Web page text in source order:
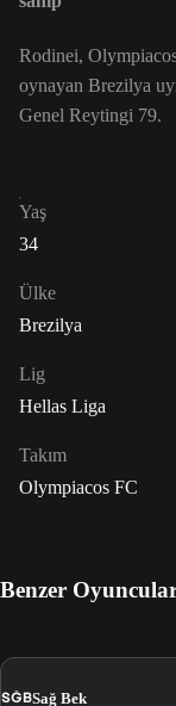
Rodinei,
oynayan Brezilya
Genel Reytingi 79.
Yaş
34
Ülke
Brezilya
Lig
Hellas Liga
Takım
Olympiacos FC
Benzer
SĞBSağ Bek